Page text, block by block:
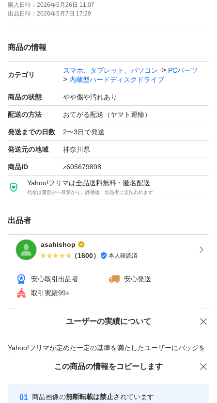
状態は写真をご確認ください。
※保証なし・返品不可
※診断ソフトや接続環境により使用時間等が変動する場合
がありますが返品理由にはなりません
即購入OKです
購入日時： 2026年5月26日 11:07
出品日時： 2026年5月7日 17:29
商品の情報
カテゴリ
スマホ、タブレット、パソコン
PCパーツ
内蔵型ハードディスクドライブ
商品の状態 やや傷や汚れあり
配送の方法 おてがる配送（ヤマト運輸）
発送までの日数 2〜3日で発送
発送元の地域 神奈川県
商品ID z605679898
Yahoo!フリマは全品送料無料・匿名配送
代金は運営が一旦預かり、評価後、出品者に支払われます
出品者
asahishop
（1600） 本人確認済
安心取引出品者
安心発送
取引実績99+
ユーザーの実績について
Yahoo!フリマが定めた一定の基準を満たしたユーザーにバッジを
付与しています
安心取引出品者
心・安全なユーザーです
価格の相談 商品への質問
この商品の情報をコピーします
商品画像の無断転載は禁止されています
この商品をみている人にオススメ